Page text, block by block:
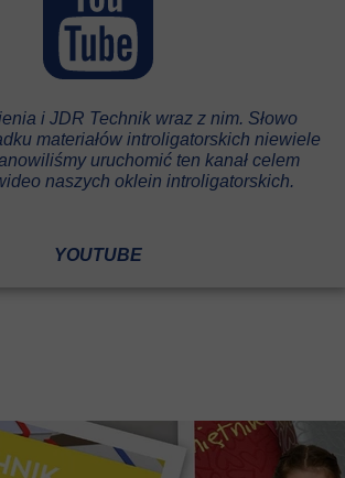
i JDR Technik wraz z nim. Słowo
materiałów introligatorskich niewiele
uruchomić ten kanał celem
naszych oklein introligatorskich.
YOUTUBE